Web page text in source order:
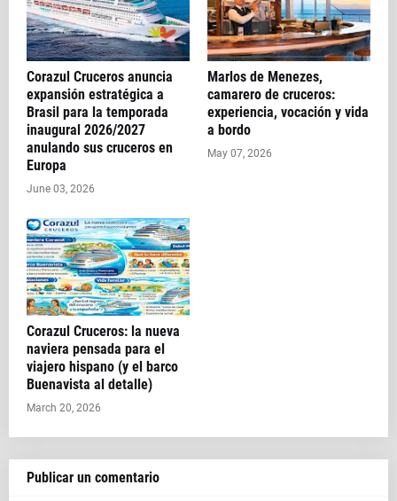
Corazul Cruceros anuncia
expansión estratégica a
Brasil para la temporada
inaugural 2026/2027
anulando sus cruceros en
Europa
June 03, 2026
Marlos de Menezes,
camarero de cruceros:
experiencia, vocación y vida
a bordo
May 07, 2026
Corazul Cruceros: la nueva
naviera pensada para el
viajero hispano (y el barco
Buenavista al detalle)
March 20, 2026
Publicar un comentario